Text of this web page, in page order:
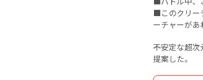
■このクリ
ーチャーがあ
――不安定な
提案した。